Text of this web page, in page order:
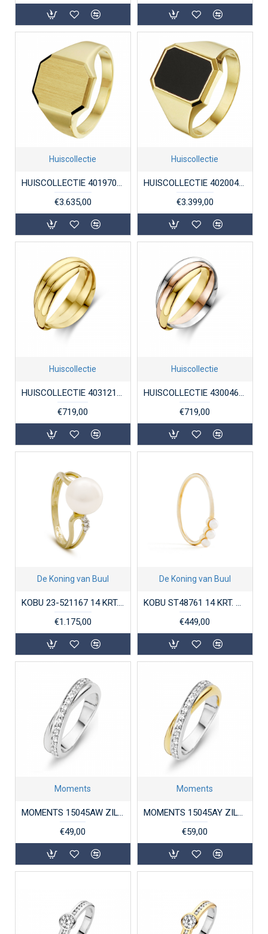
Huiscollectie
HUISCOLLECTIE 4019706 14KARAAT GOUDEN ZEGELRING MASSIEF
€3.635,00
Huiscollectie
HUISCOLLECTIE 4020048 14KARAAT GOUDEN ZEGELRING MASSIEF MET ONYX
€3.399,00
Huiscollectie
HUISCOLLECTIE 4031218 14 KARAAT GEELGOUDEN RING TROIS ANNEAUX
€719,00
Huiscollectie
HUISCOLLECTIE 4300460 14 KARAAT GEELGOUDEN RING TROIS ANNEAUX
€719,00
De Koning van Buul
KOBU 23-521167 14 KRT. GOUDEN RING ZOETWATERPARELS EN DIAMANT SUMMER
€1.175,00
De Koning van Buul
KOBU ST48761 14 KRT. GOUDEN RING ZOETWATERPARELS ALLEGRO
€449,00
Moments
MOMENTS 15045AW ZILVEREN RING GERHODINEERD ZIRKONIA
€49,00
Moments
MOMENTS 15045AY ZILVER VERGULDE RING BICOLOR ZIRKONIA
€59,00